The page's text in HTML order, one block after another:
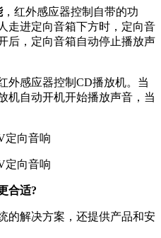
，红外感应器控制自带的功
走进定向音箱下方时，定向音
后，定向音箱自动停止播放声
外感应器控制CD播放机。当
机自动开机开始播放声音，当
合适?
的解决方案，还提供产品和安